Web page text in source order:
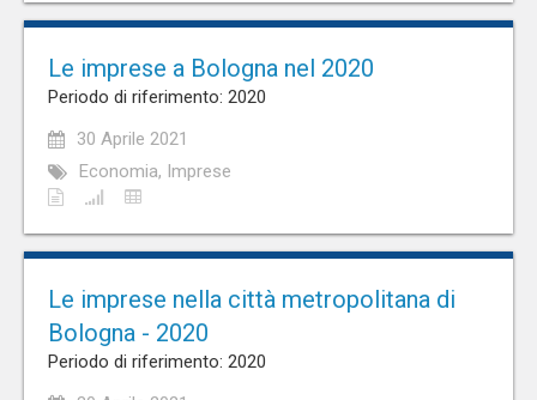
Le imprese a Bologna nel 2020
Periodo di riferimento: 2020
30 Aprile 2021
Economia, Imprese
Le imprese nella città metropolitana di
Bologna - 2020
Periodo di riferimento: 2020